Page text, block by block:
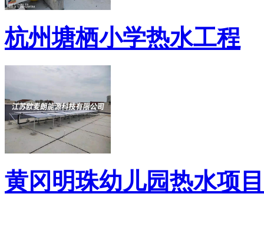
杭州塘栖小学热水工程
黄冈明珠幼儿园热水项目